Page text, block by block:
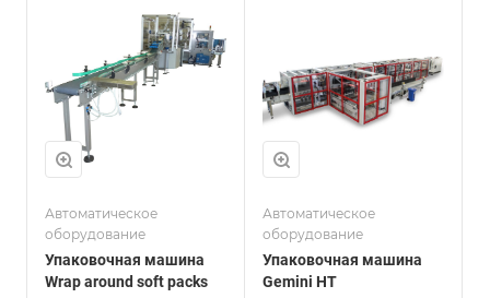
Автоматическое
оборудование
Упаковочная машина
Wrap around soft packs
Производительност
от 30 до 100
упаковок в
минуту (в
зависимости от
модификации)
Тип готовой
лоток с
термоусадочной
пленкой, только
термоусадочная
пленка,
Автоматическое
оборудование
Упаковочная машина
Gemini HT